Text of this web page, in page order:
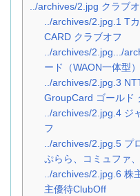
../archives/2.jpg クラブ
../archives/2.jpg.1 T
CARD クラブオフ
../archives/2.jpg.../
ード（WAON一体型
../archives/2.jpg.3
GroupCard ゴールド
../archives/2.jpg.4 ジ
フ
../archives/2.jpg.5 プ
ぷらら、コミュファ
../archives/2.jpg.6 株
主優待ClubOff